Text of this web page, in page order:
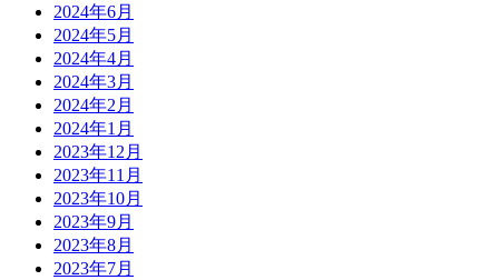
2024年6月
2024年5月
2024年4月
2024年3月
2024年2月
2024年1月
2023年12月
2023年11月
2023年10月
2023年9月
2023年8月
2023年7月